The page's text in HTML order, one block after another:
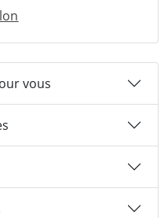
vous